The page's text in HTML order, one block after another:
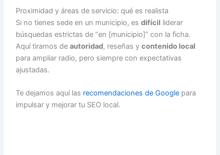
Proximidad y áreas de servicio: qué es realista
Si no tienes sede en un municipio, esdifícil liderar
búsquedas estrictas de “en [municipio]” con la ficha.
Aquí tiramos deautoridad, reseñas ycontenido local
para ampliar radio, pero siempre con expectativas
ajustadas.
Te dejamos aquí las recomendaciones de Google para
impulsar y mejorar tu SEO local.